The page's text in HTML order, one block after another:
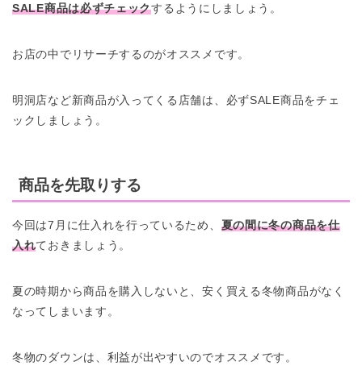
SALE商品は必ずチェックするようにしましょう。
お店の中でリサーチするのがオススメです。
明洞店など新商品が入ってくる店舗は、必ずSALE商品をチェ
ックしましょう。
商品を先取りする
今回は7月に仕入れを行っているため、 夏の間に冬の商品を仕
入れておきましょう。
夏の時期から商品を購入しないと、安く買える冬物商品がなく
なってしまいます。
冬物のダウンは、利益が出やすいのでオススメです。